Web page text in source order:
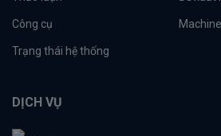
Công cụ
Trạng thái hệ thống
DỊCH VỤ